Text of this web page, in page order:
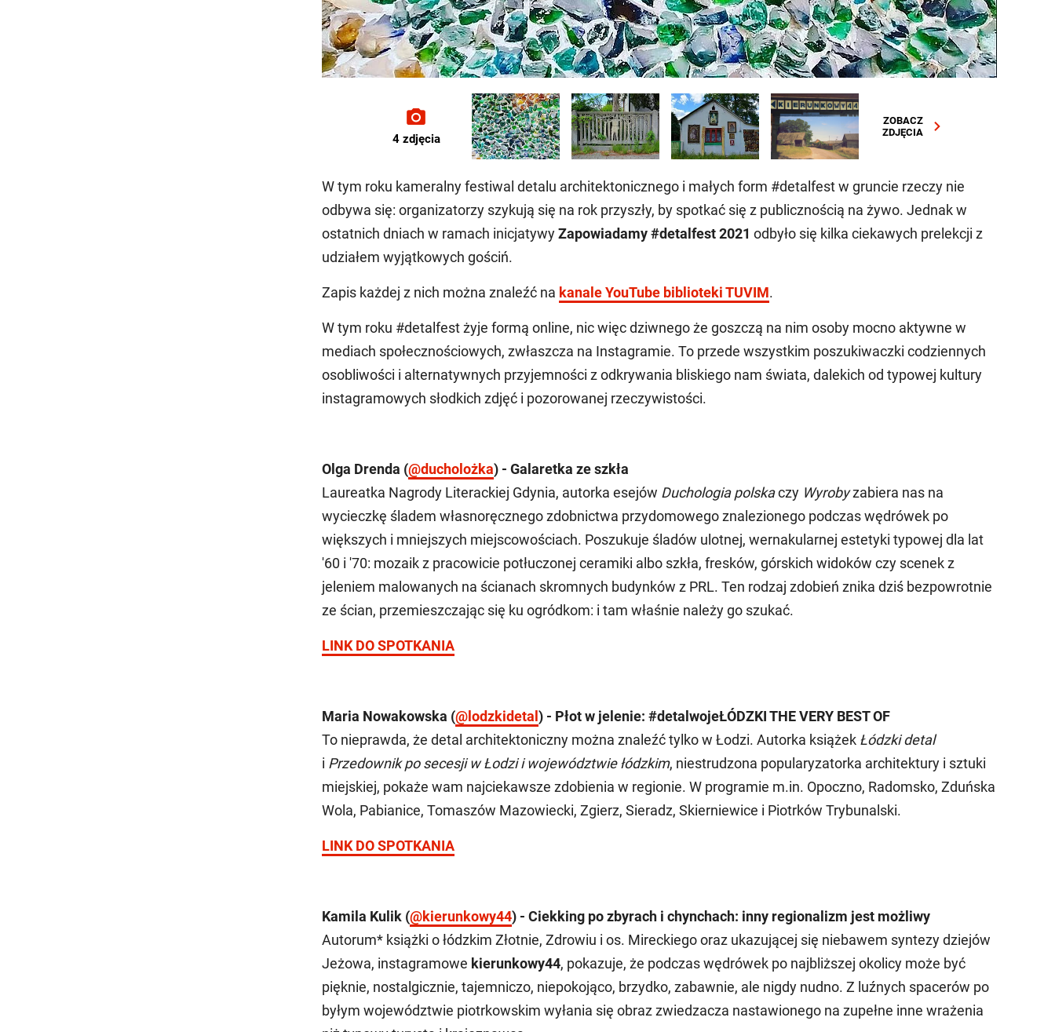
4 zdjęcia
ZOBACZ
ZDJĘCIA
W tym roku kameralny festiwal detalu architektonicznego i małych form #detalfest w gruncie rzeczy nie
odbywa się: organizatorzy szykują się na rok przyszły, by spotkać się z publicznością na żywo. Jednak w
ostatnich dniach w ramach inicjatywyZapowiadamy #detalfest 2021 odbyło się kilka ciekawych prelekcji z
udziałem wyjątkowych gościń.
Zapis każdej z nich można znaleźć na kanale YouTube biblioteki TUVIM.
W tym roku #detalfest żyje formą online, nic więc dziwnego że goszczą na nim osoby mocno aktywne w
mediach społecznościowych, zwłaszcza na Instagramie. To przede wszystkim poszukiwaczki codziennych
osobliwości i alternatywnych przyjemności z odkrywania bliskiego nam świata, dalekich od typowej kultury
instagramowych słodkich zdjęć i pozorowanej rzeczywistości.
Olga Drenda (@ducholożka) - Galaretka ze szkła
Laureatka Nagrody Literackiej Gdynia, autorka esejów Duchologia polskaczy Wyrobyzabiera nas na
wycieczkę śladem własnoręcznego zdobnictwa przydomowego znalezionego podczas wędrówek po
większych i mniejszych miejscowościach. Poszukuje śladów ulotnej, wernakularnej estetyki typowej dla lat
'60 i '70: mozaik z pracowicie potłuczonej ceramiki albo szkła, fresków, górskich widoków czy scenek z
jeleniem malowanych na ścianach skromnych budynków z PRL. Ten rodzaj zdobień znika dziś bezpowrotnie
ze ścian, przemieszczając się ku ogródkom: i tam właśnie należy go szukać.
LINK DO SPOTKANIA
Maria Nowakowska (@lodzkidetal ) - Płot w jelenie: #detalwojeŁÓDZKI THE VERY BEST OF
To nieprawda, że detal architektoniczny można znaleźć tylko w Łodzi. Autorka książek Łódzki detal
i Przedownik po secesji w Łodzi i województwie łódzkim, niestrudzona popularyzatorka architektury i sztuki
miejskiej, pokaże wam najciekawsze zdobienia w regionie. W programie m.in. Opoczno, Radomsko, Zduńska
Wola, Pabianice, Tomaszów Mazowiecki, Zgierz, Sieradz, Skierniewice i Piotrków Trybunalski.
LINK DO SPOTKANIA
Kamila Kulik (@kierunkowy44) - Ciekking po zbyrach i chynchach: inny regionalizm jest możliwy
Autorum* książki o łódzkim Złotnie, Zdrowiu i os. Mireckiego oraz ukazującej się niebawem syntezy dziejów
Jeżowa, instagramowe kierunkowy44, pokazuje, że podczas wędrówek po najbliższej okolicy może być
pięknie, nostalgicznie, tajemniczo, niepokojąco, brzydko, zabawnie, ale nigdy nudno. Z luźnych spacerów po
byłym województwie piotrkowskim wyłania się obraz zwiedzacza nastawionego na zupełne inne wrażenia